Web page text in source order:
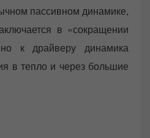
пассивном динамике,
в «сокращении
к драйверу динамика
в тепло и через большие